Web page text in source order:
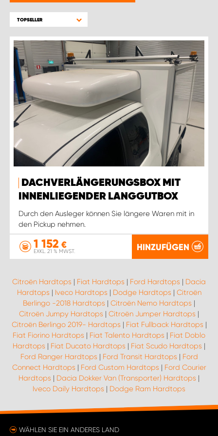
TOPSELLER
DACHVERLÄNGERUNGSBOX MIT
INNENLIEGENDER LANGGUTBOX
Durch den Ausleger können Sie längere Waren mit in
den Pickup nehmen.
1 152 €
EXKL. 21 % MWST. HINZUFÜGEN
Citroën Hardtops | Fiat Hardtops | Ford Hardtops | Dacia
Hardtops | Iveco Hardtops | Dodge Hardtops | Citroën
Berlingo -2018 Hardtops | Citroën Nemo Hardtops |
Citroën Jumpy Hardtops | Citroën Jumper Hardtops |
Citroën Berlingo 2019- Hardtops | Fiat Fullback Hardtops |
Fiat Fiorino Hardtops | Fiat Talento Hardtops | Fiat Doblo
Hardtops | Fiat Ducato Hardtops | Fiat Scudo Hardtops |
Ford Ranger Hardtops | Ford Transit Hardtops | Ford
Connect Hardtops | Ford Custom Hardtops | Ford Courier
Hardtops | Dacia Dokker Van (Transporter) Hardtops |
Iveco Daily Hardtops | Dodge Ram Hardtops
WÄHLEN SIE EIN ANDERES LAND
WORK SYSTEM BRÜSSEL
WORK SYSTEM NAMEN
WORK SYSTEM WORK SYSTEM BRÜGGE